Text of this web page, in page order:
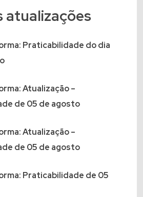
atualizações
Praticabilidade do dia
Atualização –
de 05 de agosto
Atualização –
de 05 de agosto
Praticabilidade de 05